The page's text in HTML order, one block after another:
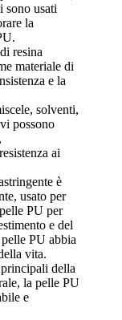
sono usati
la
resina
materiale di
e la
solventi,
possono
ai
è
usato per
PU per
e del
PU abbia
vita.
della
la pelle PU
e